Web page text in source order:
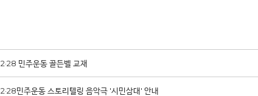
2·28 민주운동 골든벨 교재
2·28민주운동 스토리텔링 음악극 '시민삼대' 안내